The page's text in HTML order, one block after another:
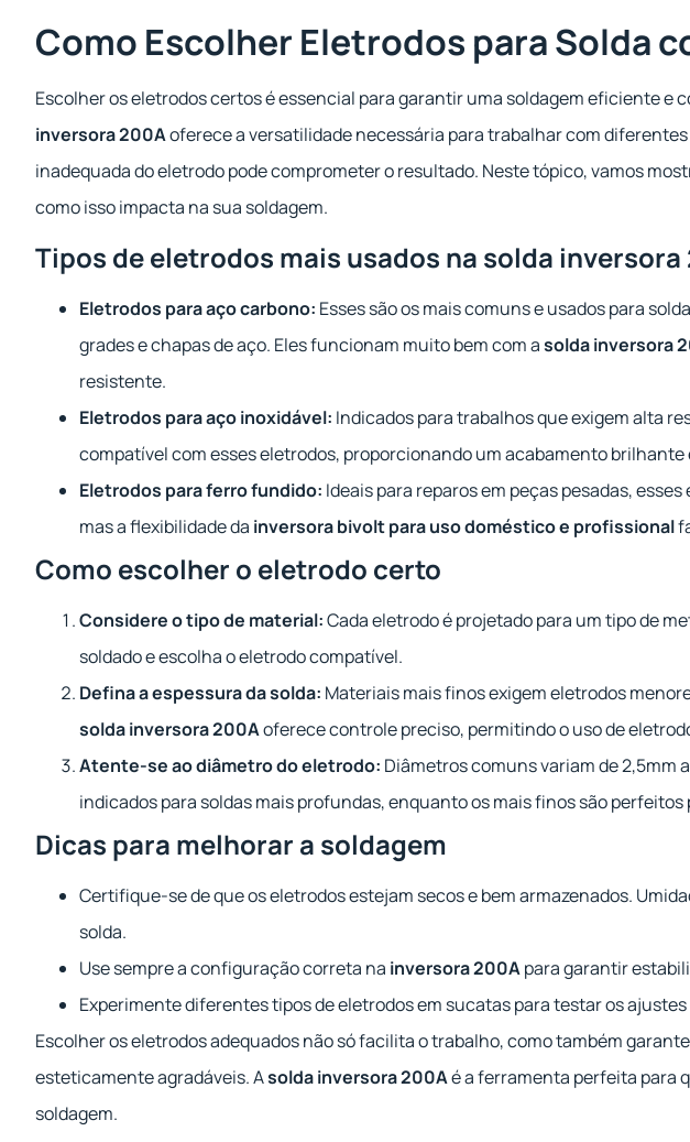
Como Escolher Eletrodos para Solda
Escolher os eletrodos certos é essencial para garantir uma soldagem eficiente e
inversora 200Aoferece a versatilidade necessária para trabalhar com
inadequada do eletrodo pode comprometer o resultado. Neste tópico, vamos
como isso impacta na sua soldagem.
Tipos de eletrodos mais usados na solda inversora
Eletrodos para aço carbono: Esses são os mais comuns e usados para
grades e chapas de aço. Eles funcionam muito bem com asolda inversora
resistente.
Eletrodos para aço inoxidável: Indicados para trabalhos que exigem alta
compatível com esses eletrodos, proporcionando um acabamento brilhante
Eletrodos para ferro fundido: Ideais para reparos em peças pesadas,
mas a flexibilidade da inversora bivolt para uso doméstico e profissional
Como escolher o eletrodo certo
Considere o tipo de material:Cada eletrodo é projetado para um tipo de
soldado e escolha o eletrodo compatível.
Defina a espessura da solda: Materiais mais finos exigem eletrodos
solda inversora 200Aoferece controle preciso, permitindo o uso de
Atente-se ao diâmetro do eletrodo: Diâmetros comuns variam de 2,5mm
indicados para soldas mais profundas, enquanto os mais finos são
Dicas para melhorar a soldagem
Certifique-se de que os eletrodos estejam secos e bem armazenados.
solda.
Use sempre a configuração correta na inversora 200Apara garantir
Experimente diferentes tipos de eletrodos em sucatas para testar os
Escolher os eletrodos adequados não só facilita o trabalho, como também
esteticamente agradáveis. Asolda inversora 200Aé a ferramenta perfeita para
soldagem.